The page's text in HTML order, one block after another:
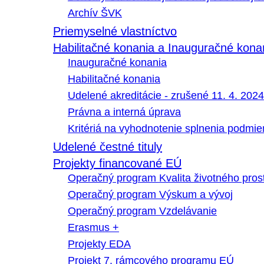
Archív ŠVK
Priemyselné vlastníctvo
Habilitačné konania a Inauguračné
Inauguračné konania
Habilitačné konania
Udelené akreditácie - zrušené 11. 4. 2024
Právna a interná úprava
Kritériá na vyhodnotenie splnenia
Udelené čestné tituly
Projekty financované EÚ
Operačný program Kvalita životného
Operačný program Výskum a vývoj
Operačný program Vzdelávanie
Erasmus +
Projekty EDA
Projekt 7. rámcového programu EÚ